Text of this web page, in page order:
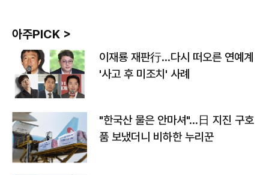
아주PICK >
이재룡 재판行…다시 떠오른 연예계
'사고 후 미조치' 사례
"한국산 물은 안마셔"…日 지진 구호
품 보냈더니 비하한 누리꾼